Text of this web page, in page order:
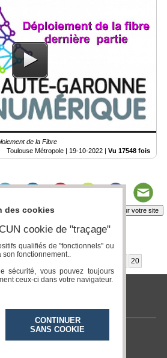
de la Fibre
Toulouse Métropole | 19-10-2022 | Vu 17548 fois
Insérez sur votre site
Page 14 / 20
20
des cookies
cookie de "traçage"
qualifiés de "fonctionnels" ou
son fonctionnement..
sécurité, vous pouvez toujours
ceux-ci dans votre navigateur.
CONTINUER
SANS COOKIE